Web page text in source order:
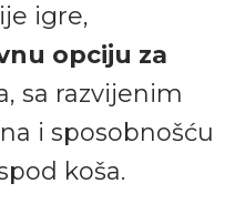
igre,
opciju za
sa razvijenim
i sposobnošću
koša.